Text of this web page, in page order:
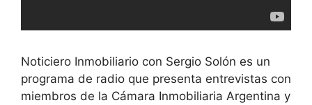
Noticiero Inmobiliario con Sergio Solón es un
programa de radio que presenta entrevistas con
miembros de la Cámara Inmobiliaria Argentina y